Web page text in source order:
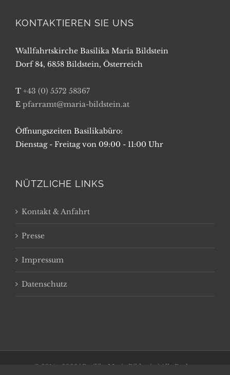
KONTAKTIEREN SIE UNS
Wallfahrtskirche Basilika Maria Bildstein
Dorf 84, 6858 Bildstein, Österreich
T +43 (0) 5572 58367
E pfarramt@maria-bildstein.at
Öffnungszeiten Basilikabüro:
Dienstag - Freitag von 09:00 - 11:00 Uhr
NÜTZLICHE LINKS
Kontakt & Anfahrt
Presse
Impressum
Datenschutz
© 2014 - 2026 | Basilika Maria Bildstein | Alle Rechte